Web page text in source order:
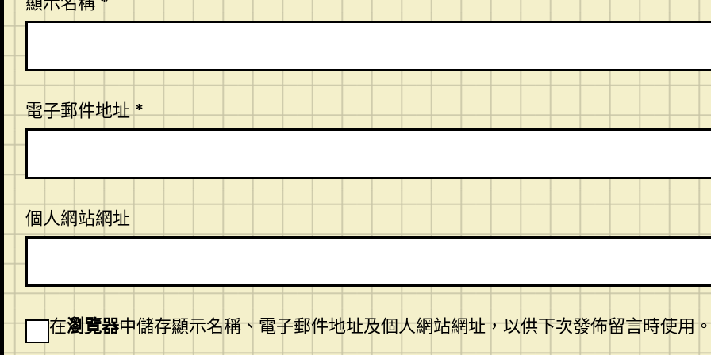
電子郵件地址*
個人網站網址
在瀏覽器中儲存顯示名稱、電子郵件地址及個人網站網址，以供下次發佈留言時使用